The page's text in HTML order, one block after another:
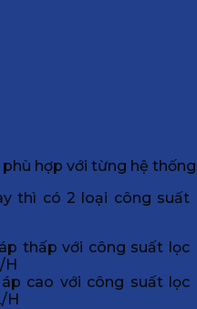
hợp với từng hệ thống
thì có 2 loại công suất
thấp với công suất lọc
H
cao với công suất lọc
H